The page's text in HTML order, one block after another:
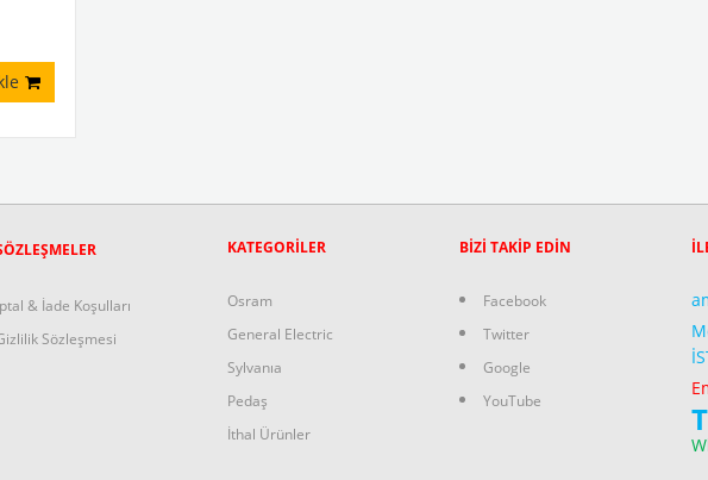
& İade Koşulları
Sözleşmesi
KATEGORİLER
Osram
General Electric
Sylvanıa
Pedaş
İthal Ürünler
BİZİ TAKİP EDİN
Facebook
Twitter
Google
YouTube